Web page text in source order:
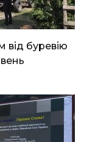
від буревію